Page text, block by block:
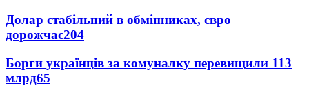
Долар стабільний в обмінниках, євро
дорожчає204
Борги українців за комуналку перевищили 113
млрд65